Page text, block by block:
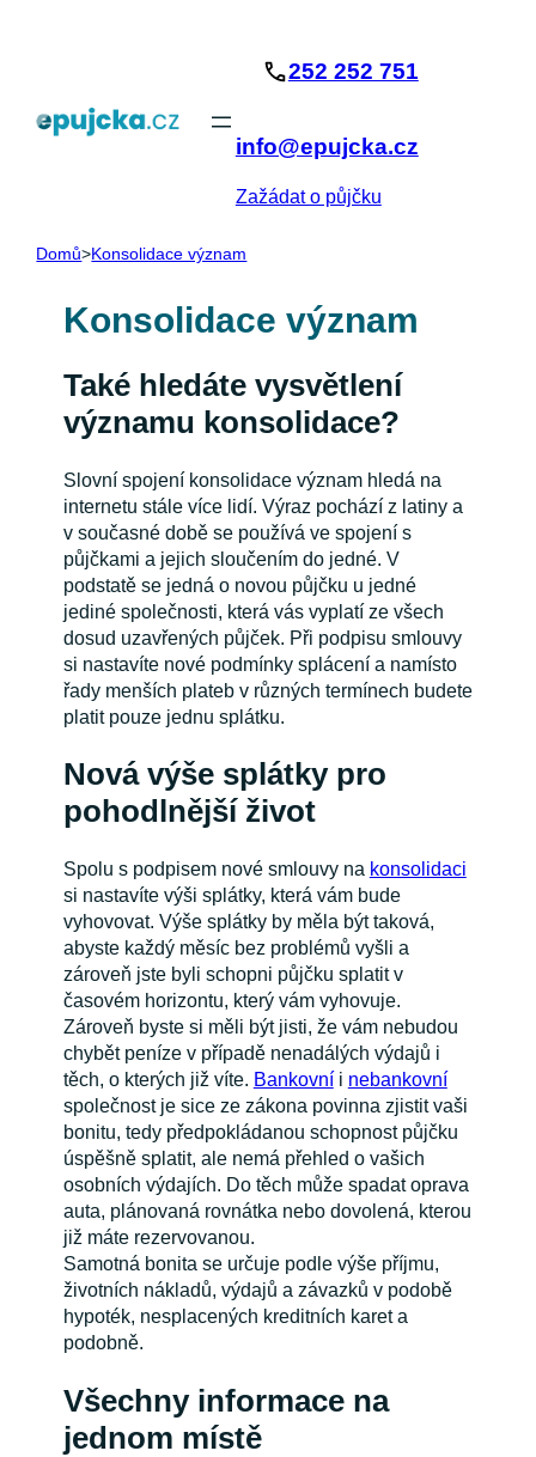
252 252 751
info@epujcka.cz
Zažádat o půjčku
Domů>Konsolidace význam
Konsolidace význam
Také hledáte vysvětlení
významu konsolidace?
Slovní spojení konsolidace význam hledá na
internetu stále více lidí. Výraz pochází z latiny a
v současné době se používá ve spojení s
půjčkami a jejich sloučením do jedné. V
podstatě se jedná o novou půjčku u jedné
jediné společnosti, která vás vyplatí ze všech
dosud uzavřených půjček. Při podpisu smlouvy
si nastavíte nové podmínky splácení a namísto
řady menších plateb v různých termínech budete
platit pouze jednu splátku.
Nová výše splátky pro
pohodlnější život
Spolu s podpisem nové smlouvy na konsolidaci
si nastavíte výši splátky, která vám bude
vyhovovat. Výše splátky by měla být taková,
abyste každý měsíc bez problémů vyšli a
zároveň jste byli schopni půjčku splatit v
časovém horizontu, který vám vyhovuje.
Zároveň byste si měli být jisti, že vám nebudou
chybět peníze v případě nenadálých výdajů i
těch, o kterých již víte. Bankovníi nebankovní
společnost je sice ze zákona povinna zjistit vaši
bonitu, tedy předpokládanou schopnost půjčku
úspěšně splatit, ale nemá přehled o vašich
osobních výdajích. Do těch může spadat oprava
auta, plánovaná rovnátka nebo dovolená, kterou
již máte rezervovanou.
Samotná bonita se určuje podle výše příjmu,
životních nákladů, výdajů a závazků v podobě
hypoték, nesplacených kreditních karet a
podobně.
Všechny informace na
jednom místě